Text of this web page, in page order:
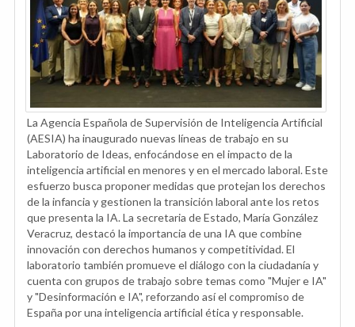
La Agencia Española de Supervisión de Inteligencia Artificial
(AESIA) ha inaugurado nuevas líneas de trabajo en su
Laboratorio de Ideas, enfocándose en el impacto de la
inteligencia artificial en menores y en el mercado laboral. Este
esfuerzo busca proponer medidas que protejan los derechos
de la infancia y gestionen la transición laboral ante los retos
que presenta la IA. La secretaria de Estado, María González
Veracruz, destacó la importancia de una IA que combine
innovación con derechos humanos y competitividad. El
laboratorio también promueve el diálogo con la ciudadanía y
cuenta con grupos de trabajo sobre temas como "Mujer e IA"
y "Desinformación e IA", reforzando así el compromiso de
España por una inteligencia artificial ética y responsable.